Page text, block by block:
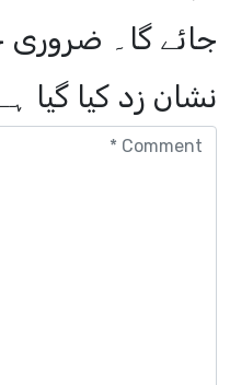
جائے گا۔ ضروری
نشان زد کیا گیا